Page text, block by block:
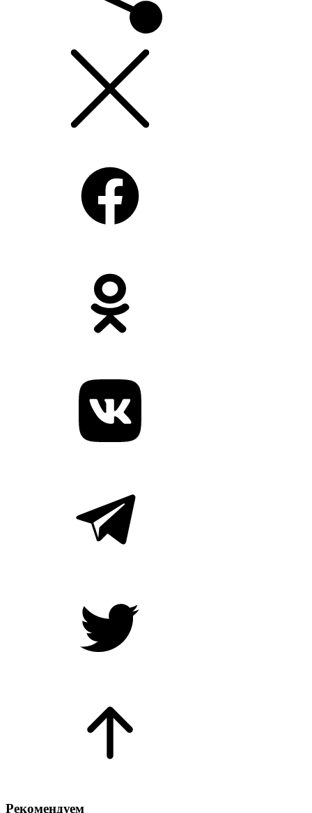
Рекомендуем